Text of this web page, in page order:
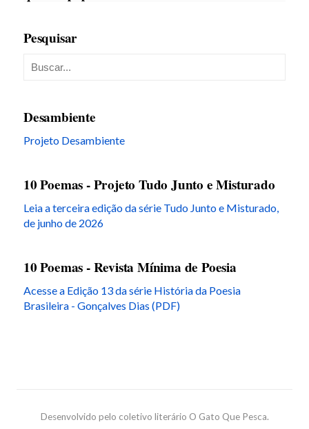
Pesquisar
Desambiente
Projeto Desambiente
10 Poemas - Projeto Tudo Junto e Misturado
Leia a terceira edição da série Tudo Junto e Misturado,
de junho de 2026
10 Poemas - Revista Mínima de Poesia
Acesse a Edição 13 da série História da Poesia
Brasileira - Gonçalves Dias (PDF)
Desenvolvido pelo coletivo literário O Gato Que Pesca.